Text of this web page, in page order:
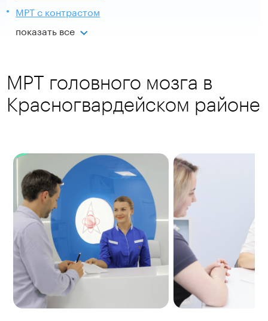
МРТ с контрастом
показать все
МРТ головного мозга в
Красногвардейском районе